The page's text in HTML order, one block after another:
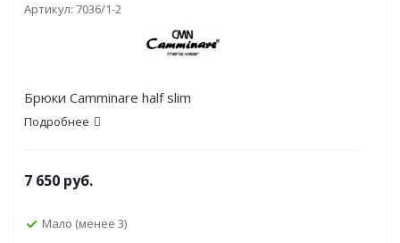
Артикул: 7036/1-2
Брюки Camminare half slim
Подробнее
7 650 руб.
Мало (менее 3)